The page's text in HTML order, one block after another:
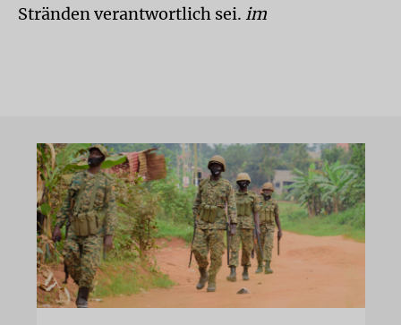
Stränden verantwortlich sei. im